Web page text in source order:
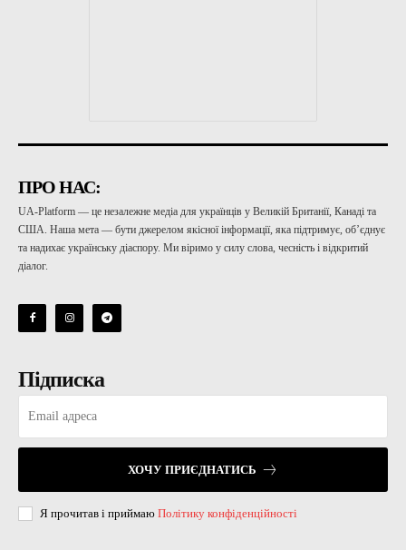
ПРО НАС:
UA-Platform — це незалежне медіа для українців у Великій Британії, Канаді та
США. Наша мета — бути джерелом якісної інформації, яка підтримує, об’єднує
та надихає українську діаспору. Ми віримо у силу слова, чесність і відкритий
діалог.
Підписка
ХОЧУ ПРИЄДНАТИСЬ
Я прочитав і приймаю Політику конфіденційності